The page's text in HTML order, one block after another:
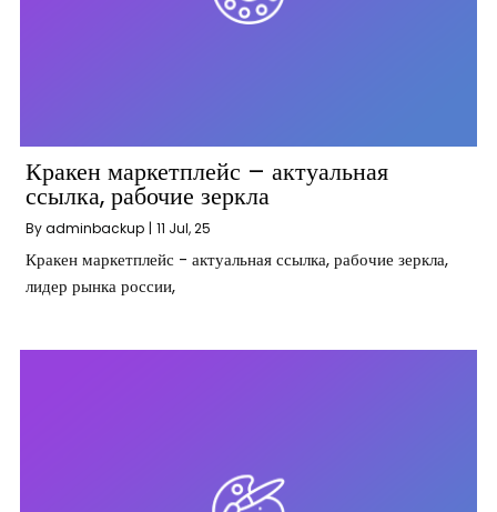
Кракен маркетплейс – актуальная
ссылка, рабочие зеркла
Byadminbackup | 11 Jul, 25
Кракен маркетплейс - актуальная ссылка, рабочие зеркла,
лидер рынка россии,